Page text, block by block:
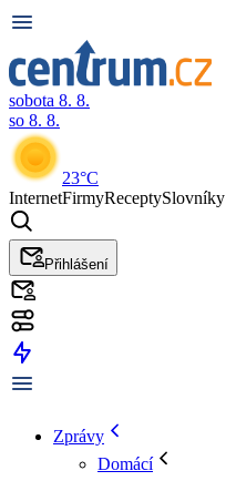
sobota 8. 8.
so 8. 8.
23°C
InternetFirmyReceptySlovníky
Přihlášení
Zprávy
Domácí